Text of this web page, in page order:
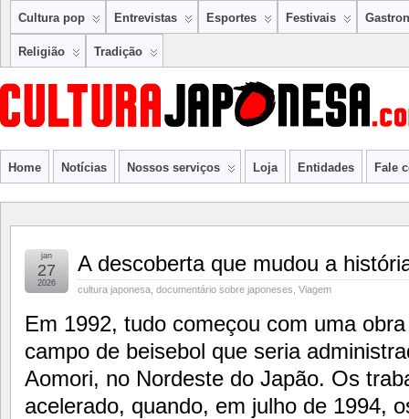
Cultura pop Entrevistas Esportes Festivais
Religião Tradição
Home Notícias Nossos serviços Loja Entidades Fale
A descoberta que mudou a
cultura japonesa documentário sobre japoneses Viagem
jan
27
2026
Em 1992, tudo começou com uma
campo de beisebol que seria
Aomori, no Nordeste do Japão. Os
acelerado, quando, em julho de 1994,